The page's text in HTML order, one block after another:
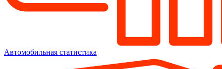
Автомобильная статистика